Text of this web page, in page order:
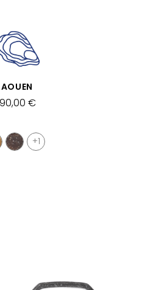
RÁPIDA
€
+1